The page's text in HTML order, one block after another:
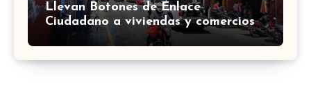
Llevan Botones de Enlace
Ciudadano a viviendas y comercios
de Yuriria